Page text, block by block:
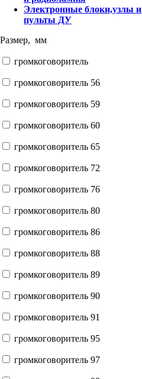
Электронные блоки,узлы и
пульты ДУ
Размер, мм
громкоговоритель
громкоговоритель 56
громкоговоритель 59
громкоговоритель 60
громкоговоритель 65
громкоговоритель 72
громкоговоритель 76
громкоговоритель 80
громкоговоритель 86
громкоговоритель 88
громкоговоритель 89
громкоговоритель 90
громкоговоритель 91
громкоговоритель 95
громкоговоритель 97